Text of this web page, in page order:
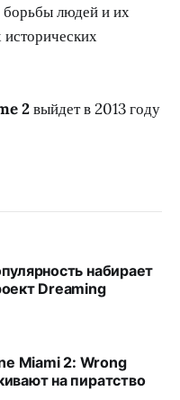
людей и их
исторических
2выйдет в 2013 году
набирает
Dreaming
Miami 2: Wrong
на пиратство